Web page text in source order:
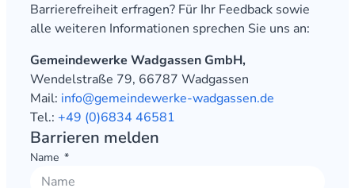
Barrierefreiheit erfragen? Für Ihr Feedback sowie
alle weiteren Informationen sprechen Sie uns an:
Gemeindewerke Wadgassen GmbH,
Wendelstraße 79, 66787 Wadgassen
Mail: info@gemeindewerke-wadgassen.de
Tel.: +49 (0)6834 46581
Barrieren melden
Name